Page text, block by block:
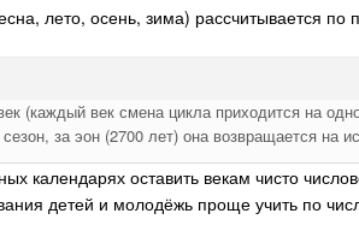
лето, осень, зима) рассчитывается
(каждый век смена цикла приходится на
за эон (2700 лет) она возвращается на
календарях оставить векам чисто
детей и молодёжь проще учить по